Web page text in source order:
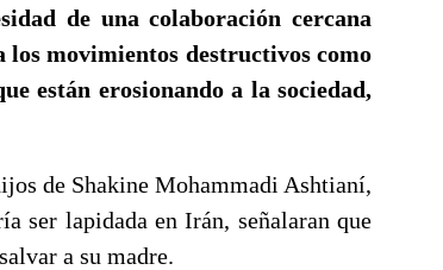
de una colaboración cercana
movimientos destructivos como
están erosionando a la sociedad,
de Shakine Mohammadi Ashtianí,
ser lapidada en Irán, señalaran que
a su madre.